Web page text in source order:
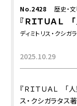
No.2428 歴史・
『ＲＩＴＵＡＬ
ディミトリス・クシガ
2025.10.29
『ＲＩＴＵＡＬ 「
ス・クシガラタス